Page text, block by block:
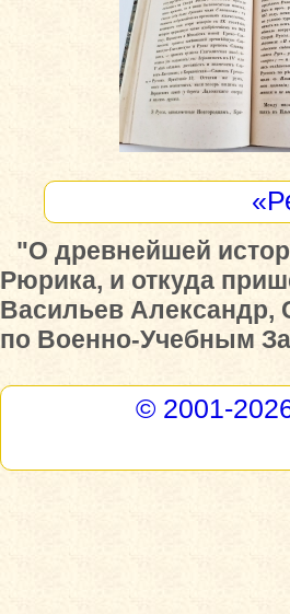
"О древнейшей
Рюрика, и откуда
Васильев Александр,
по Военно-Учебным
© 2001-